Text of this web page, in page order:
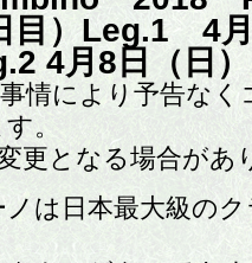
目）Leg.1 4
4月8日（日）
情により予告なく
。
更となる場合があ
は日本最大級の